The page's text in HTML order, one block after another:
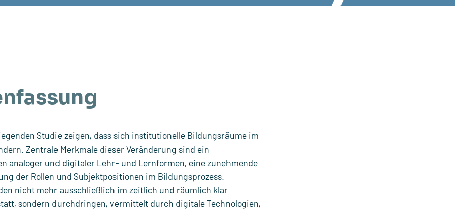
Studie zeigen, dass sich institutionelle Bildungsräume im
Zentrale Merkmale dieser Veränderung sind ein
analoger und digitaler Lehr- und Lernformen, eine zunehmende
der Rollen und Subjektpositionen im Bildungsprozess.
nicht mehr ausschließlich im zeitlich und räumlich klar
sondern durchdringen, vermittelt durch digitale Technologien,